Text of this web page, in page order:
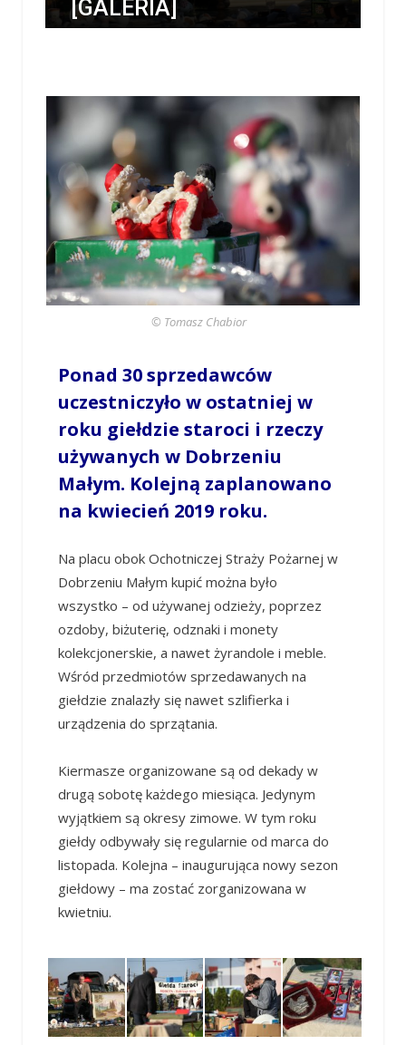
[GALERIA]
© Tomasz Chabior
Ponad 30 sprzedawców
uczestniczyło w ostatniej w
roku giełdzie staroci i rzeczy
używanych w Dobrzeniu
Małym. Kolejną zaplanowano
na kwiecień 2019 roku.
Na placu obok Ochotniczej Straży Pożarnej w
Dobrzeniu Małym kupić można było
wszystko – od używanej odzieży, poprzez
ozdoby, biżuterię, odznaki i monety
kolekcjonerskie, a nawet żyrandole i meble.
Wśród przedmiotów sprzedawanych na
giełdzie znalazły się nawet szlifierka i
urządzenia do sprzątania.
Kiermasze organizowane są od dekady w
drugą sobotę każdego miesiąca. Jedynym
wyjątkiem są okresy zimowe. W tym roku
giełdy odbywały się regularnie od marca do
listopada. Kolejna – inaugurująca nowy sezon
giełdowy – ma zostać zorganizowana w
kwietniu.